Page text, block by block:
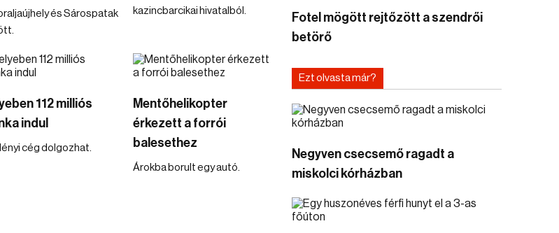
és Sárospatak
kazincbarcikai hivatalból.
112 milliós
indul
cég dolgozhat.
Mentőhelikopter
érkezett a forrói
balesethez
Árokba borult egy autó.
Fotel mögött rejtőzött a szendrői
betörő
Ezt olvasta már?
Negyven csecsemő ragadt a
miskolci kórházban